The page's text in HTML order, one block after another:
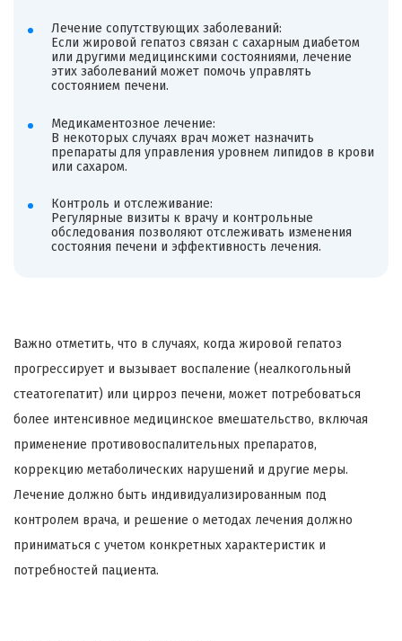
Лечение сопутствующих заболеваний:
Если жировой гепатоз связан с сахарным диабетом
или другими медицинскими состояниями, лечение
этих заболеваний может помочь управлять
состоянием печени.
Медикаментозное лечение:
В некоторых случаях врач может назначить
препараты для управления уровнем липидов в крови
или сахаром.
Контроль и отслеживание:
Регулярные визиты к врачу и контрольные
обследования позволяют отслеживать изменения
состояния печени и эффективность лечения.
Важно отметить, что в случаях, когда жировой гепатоз
прогрессирует и вызывает воспаление (неалкогольный
стеатогепатит) или цирроз печени, может потребоваться
более интенсивное медицинское вмешательство, включая
применение противовоспалительных препаратов,
коррекцию метаболических нарушений и другие меры.
Лечение должно быть индивидуализированным под
контролем врача, и решение о методах лечения должно
приниматься с учетом конкретных характеристик и
потребностей пациента.